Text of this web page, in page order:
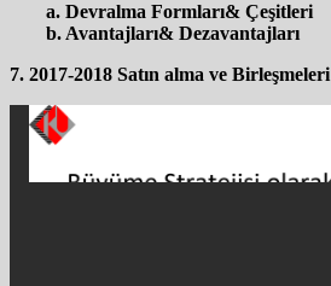
a. Devralma Formları& Çeşitleri
b. Avantajları& Dezavantajları
7. 2017-2018 Satın alma ve Birleşmeleri